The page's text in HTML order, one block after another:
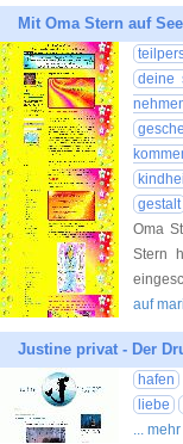
Mit Oma Stern auf
deine
gestalt
Oma
Stern
auf
Justine privat - Der
hafen
liebe
...